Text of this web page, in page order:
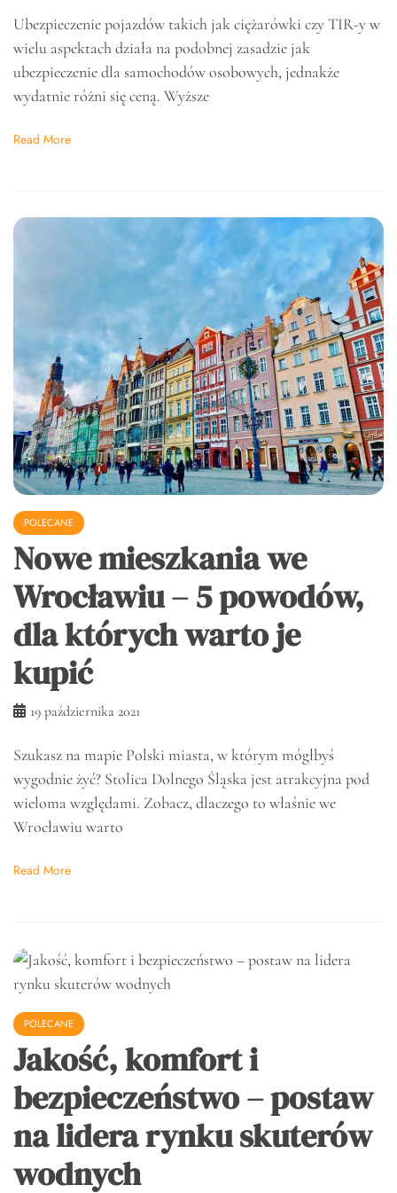
Ubezpieczenie pojazdów takich jak ciężarówki czy TIR-y w
wielu aspektach działa na podobnej zasadzie jak
ubezpieczenie dla samochodów osobowych, jednakże
wydatnie różni się ceną. Wyższe
Read More
POLECANE
Nowe mieszkania we
Wrocławiu – 5 powodów,
dla których warto je
kupić
19 października 2021
Szukasz na mapie Polski miasta, w którym mógłbyś
wygodnie żyć? Stolica Dolnego Śląska jest atrakcyjna pod
wieloma względami. Zobacz, dlaczego to właśnie we
Wrocławiu warto
Read More
POLECANE
Jakość, komfort i
bezpieczeństwo – postaw
na lidera rynku skuterów
wodnych